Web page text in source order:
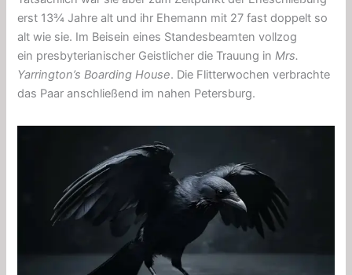
erst 13¾ Jahre alt und ihr Ehemann mit 27 fast doppelt so
alt wie sie. Im Beisein eines Standesbeamten vollzog
ein presbyterianischer Geistlicher die Trauung inMrs.
Yarrington’s Boarding House. Die Flitterwochen verbrachte
das Paar anschließend im nahen Petersburg.